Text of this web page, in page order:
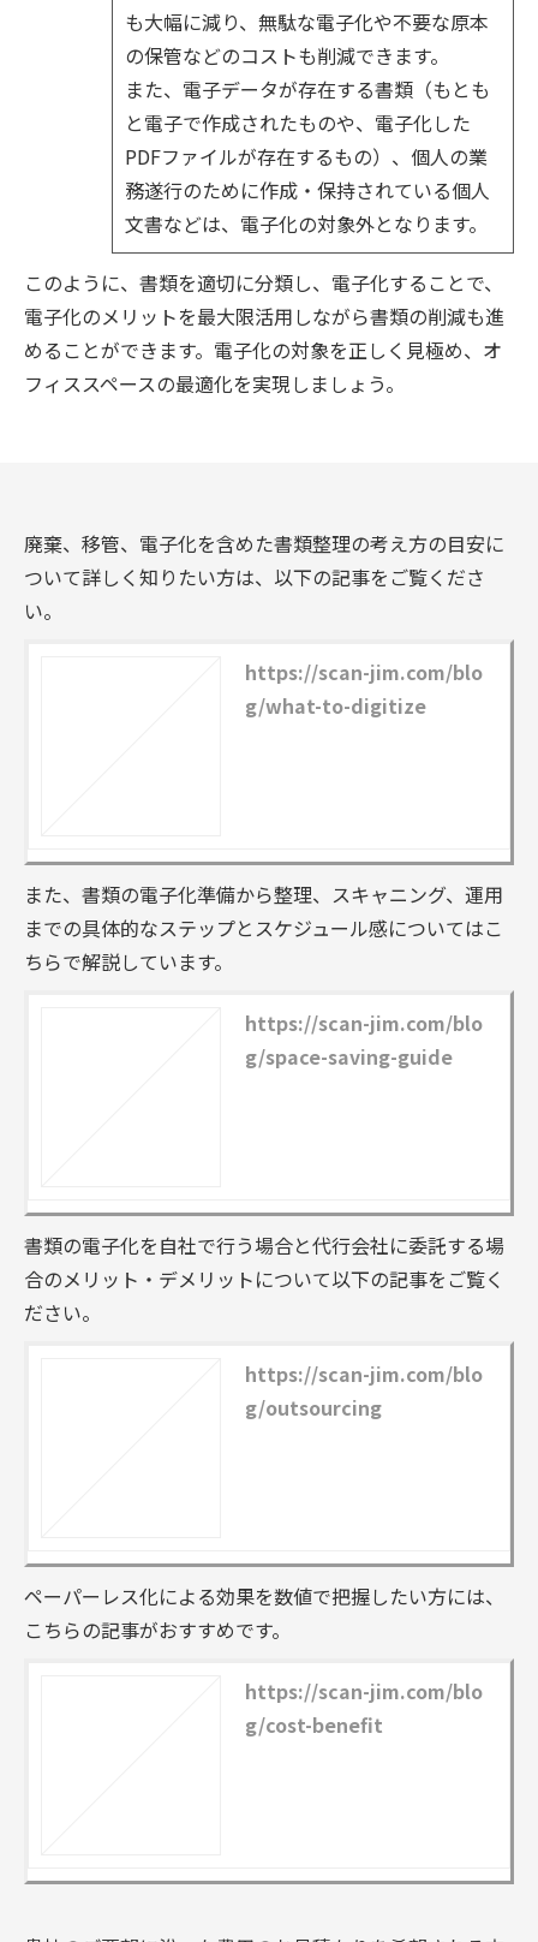
も大幅に減り、無駄な電子化や不要な原本
の保管などのコストも削減できます。
また、電子データが存在する書類（もとも
と電子で作成されたものや、電子化した
PDFファイルが存在するもの）、個人の業
務遂行のために作成・保持されている個人
文書などは、電子化の対象外となります。
このように、書類を適切に分類し、電子化することで、
電子化のメリットを最大限活用しながら書類の削減も進
めることができます。電子化の対象を正しく見極め、オ
フィススペースの最適化を実現しましょう。
廃棄、移管、電子化を含めた書類整理の考え方の目安に
ついて詳しく知りたい方は、以下の記事をご覧くださ
い。
https://scan-jim.com/blo
g/what-to-digitize
また、書類の電子化準備から整理、スキャニング、運用
までの具体的なステップとスケジュール感についてはこ
ちらで解説しています。
https://scan-jim.com/blo
g/space-saving-guide
書類の電子化を自社で行う場合と代行会社に委託する場
合のメリット・デメリットについて以下の記事をご覧く
ださい。
https://scan-jim.com/blo
g/outsourcing
ペーパーレス化による効果を数値で把握したい方には、
こちらの記事がおすすめです。
https://scan-jim.com/blo
g/cost-benefit